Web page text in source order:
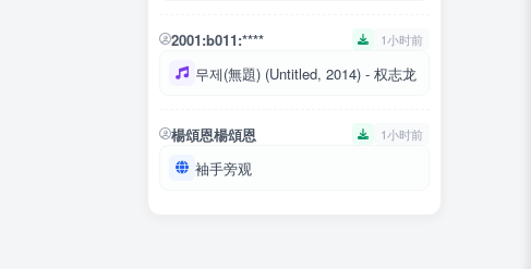
2001:b011:**** 1小时前
무제(無題) (Untitled, 2014) - 权志龙
楊頌恩楊頌恩 1小时前
袖手旁观